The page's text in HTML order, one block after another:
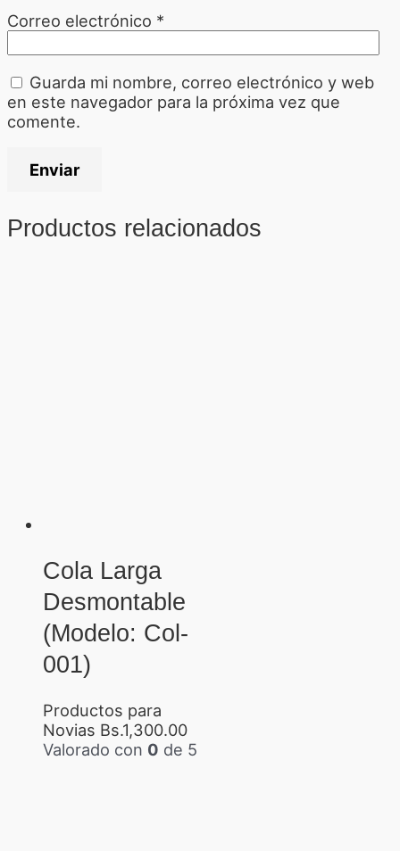
Correo electrónico *
Guarda mi nombre, correo electrónico y web
en este navegador para la próxima vez que
comente.
Productos relacionados
Cola Larga
Desmontable
(Modelo: Col-
001)
Productos para
Novias Bs.1,300.00
Valorado con 0 de 5